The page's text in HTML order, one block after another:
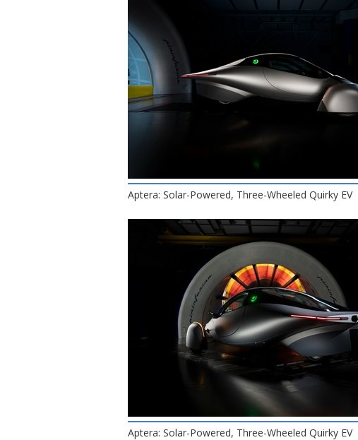
Aptera: Solar-Powered, Three-Wheeled Quirky EV
Aptera: Solar-Powered, Three-Wheeled Quirky EV